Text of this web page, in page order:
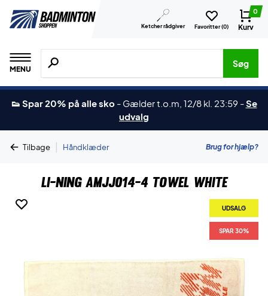
Ketcher rådgiver Favoritter (0)
0
Kurv
MENU
Søg efter produkter, mærker etc.
Søg
👟 Spar 20% på alle sko - Gælder t.o.m, 12/8 kl. 23:59 -Se
udvalg
Tilbage | Håndklæder Brug for hjælp?
Li-Ning AMJJ014-4 Towel White
UDSALG
SPAR 30%